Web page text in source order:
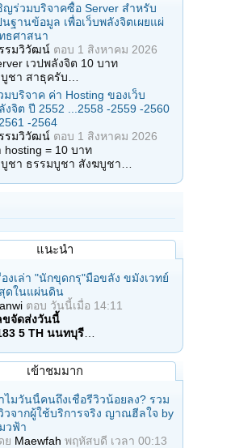
ญร่วมบริจาคซื้อ Server สำหรับ
นฐานข้อมูล เพื่อเว็บพลังจิตเผยแผ่
ธศาสนา
รมวิวัฒน์ ตอบ 1 สิงหาคม 2026
เวปพลังจิต 10 บาท
ชา สาธุครับ…
มบริจาค ค่า Hosting ของเว็บ
งจิต ปี 2552 ...2558 -2559 -2560
-2564
รมวิวัฒน์ ตอบ 1 สิงหาคม 2026
= 10 บาท
ชา ธรรมบูชา สังฆบูชา…
แนะนำ
องเล่า "นักขุดกรุ"มือขลัง ขมังเวทย์
ดในแผ่นดิน
ตอบ วันนี้เมื่อ 14:11
ขจัดส่งวันนี้
5 TH นนทบุรี
เข้าชมมาก
ไมวันนี้คนถึงเชื่อรีวิวน้อยลง? รวม
วจากผู้ใช้บริการจริง ญาณฮีลใจ by
วฟ้า
ย Maewfah พฤหัสบดี เวลา 00:13